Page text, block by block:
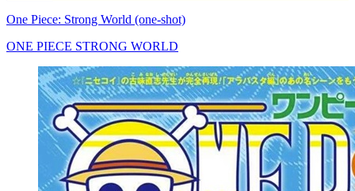
One Piece: Strong World (one-shot)
ONE PIECE STRONG WORLD